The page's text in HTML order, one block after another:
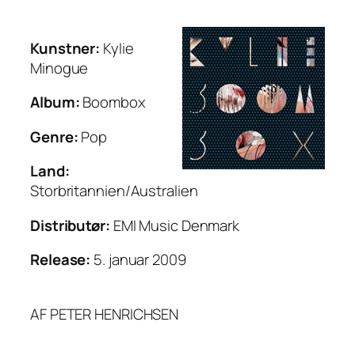
Kunstner: Kylie
Minogue
Album:Boombox
Genre:Pop
Land:
Storbritannien/Australien
Distributør: EMI Music Denmark
Release: 5. januar 2009
AF PETER HENRICHSEN